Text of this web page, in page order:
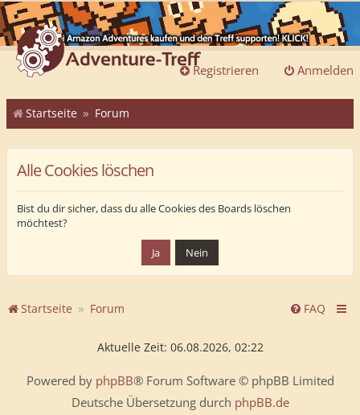
Anmelden
Registrieren
Startseite Forum
Alle Cookies löschen
Bist du dir sicher, dass du alle Cookies des Boards löschen
möchtest?
Startseite Forum FAQ
Aktuelle Zeit: 06.08.2026, 02:22
Powered by phpBB® Forum Software © phpBB Limited
Deutsche Übersetzung durch phpBB.de